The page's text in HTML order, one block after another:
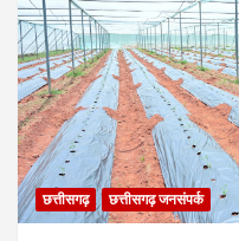
छत्तीसगढ़ छत्तीसगढ़ जनसंपर्क